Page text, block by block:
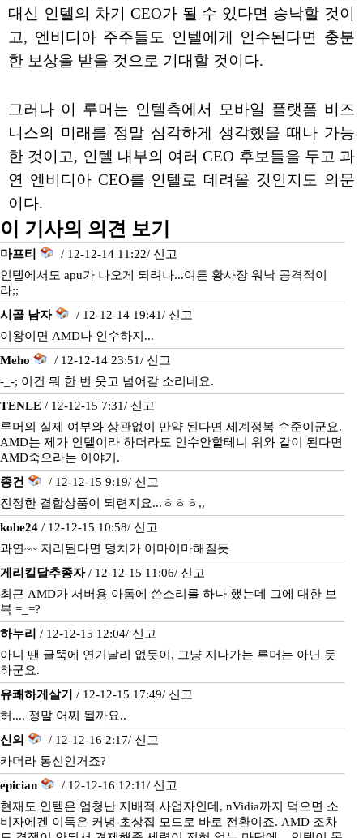
대신 인텔의 차기 CEO가 될 수 있다면 승낙할 것이
고, 엔비디아 주주들도 인텔에게 인수된다면 충분
한 보상을 받을 것으로 기대할 것이다.
그러나 이 루머는 인텔측에서 모바일 플랫폼 비즈
니스의 미래를 정말 심각하게 생각했을 때나 가능
한 것이고, 인텔 내부의 여러 CEO 후보들을 두고 과
연 엔비디아 CEO를 인텔로 데려올 것인지도 의문
이다.
이 기사의 의견 보기
마프티 / 12-12-14 11:22/ 신고
인텔에서도 apu가 나오게 되려나...여튼 황사장 워낙 공격적이
라;;
시골 남자
/ 12-12-14 19:41/ 신고
이왕이면 AMD나 인수하지...
Meho
/ 12-12-14 23:51/ 신고
-_-; 이건 뭐 한 번 웃고 넘어갈 소리네요.
TENLE / 12-12-15 7:31/ 신고
루머의 실제 여부와 상관없이 만약 된다면 세계정복 수준이군요.
AMD는 제가 인텔이라 하더라도 인수안할테니 위와 같이 된다면
AMD죽으라는 이야기.
종건
/ 12-12-15 9:19/ 신고
진정한 결합상품이 되련지요...ㅎㅎㅎ,,
kobe24 / 12-12-15 10:58/ 신고
과연~~ 저리된다면 덩치가 어마어마해질듯
게리킬달추종자/ 12-12-15 11:06/ 신고
최근 AMD가 서버용 아톰에 쓴소리를 하나 했는데 그에 대한 보
복 =_=?
하누리 / 12-12-15 12:04/ 신고
아니 땐 굴뚝에 연기날리 없듯이, 그냥 지나가는 루머는 아닌 듯
하군요.
유쾌하게살기
/ 12-12-15 17:49/ 신고
허.... 정말 어찌 될까요..
신의
/ 12-12-16 2:17/ 신고
카더라 통신인거죠?
epician
/ 12-12-16 12:11/ 신고
현재도 인텔은 엄청난 지배적 사업자인데, nVidia까지 먹으면 소
비자에겐 이득은 커녕 초상집 모드로 바로 전환이죠. AMD 조차